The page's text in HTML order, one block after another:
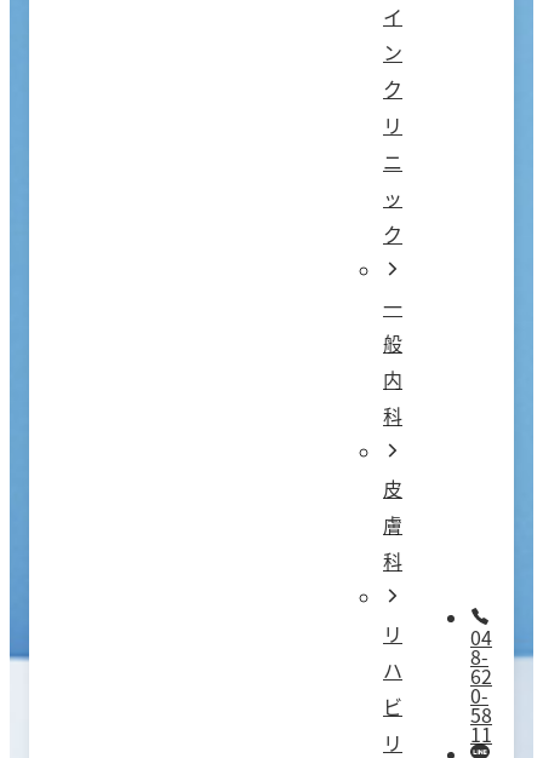
イ
ン
ク
リ
ニ
ッ
ク
一
般
内
科
皮
膚
科
リ
ハ
ビ
リ
04
8-
62
0-
58
11